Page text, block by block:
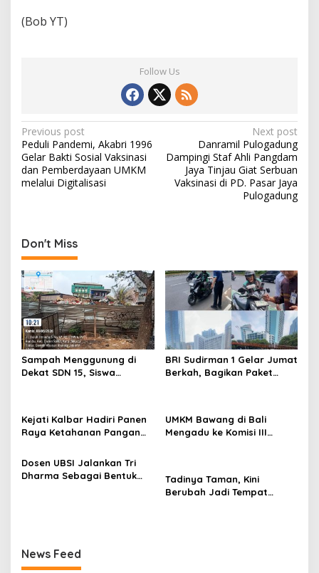
(Bob YT)
Follow Us
Post
navigation
Previous post
Peduli Pandemi, Akabri 1996
Gelar Bakti Sosial Vaksinasi
dan Pemberdayaan UMKM
melalui Digitalisasi
Next post
Danramil Pulogadung
Dampingi Staf Ahli Pangdam
Jaya Tinjau Giat Serbuan
Vaksinasi di PD. Pasar Jaya
Pulogadung
Don't Miss
Sampah Menggunung di
Dekat SDN 15, Siswa
BRI Sudirman 1 Gelar Jumat
Berkah, Bagikan Paket
Kejati Kalbar Hadiri Panen
Raya Ketahanan Pangan
UMKM Bawang di Bali
Mengadu ke Komisi III
Dosen UBSI Jalankan Tri
Dharma Sebagai Bentuk
Tadinya Taman, Kini
Berubah Jadi Tempat
News Feed